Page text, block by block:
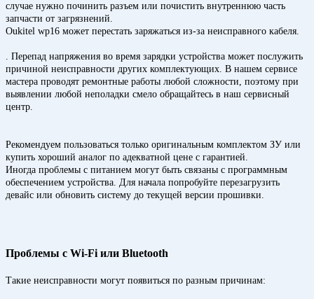
случае нужно починить разъем или почистить внутреннюю часть
запчасти от загрязнений.
Oukitel wp16 может перестать заряжаться из-за неисправного кабеля.
. Перепад напряжения во время зарядки устройства может послужить
причиной неисправности других комплектующих. В нашем сервисе
мастера проводят ремонтные работы любой сложности, поэтому при
выявлении любой неполадки смело обращайтесь в наш сервисный
центр.
Рекомендуем пользоваться только оригинальным комплектом ЗУ или
купить хороший аналог по адекватной цене с гарантией.
Иногда проблемы с питанием могут быть связаны с программным
обеспечением устройства. Для начала попробуйте перезагрузить
девайс или обновить систему до текущей версии прошивки.
Проблемы с Wi-Fi или Bluetooth
Такие неисправности могут появиться по разным причинам: